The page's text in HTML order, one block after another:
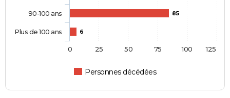
85
6
Personnes décédées
90-100 ans
Plus de 100 ans
0 100
25 50 75 125